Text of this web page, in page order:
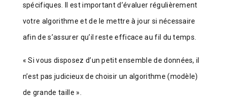
spécifiques. Il est important d’évaluer régulièrement
votre algorithme et de le mettre à jour si nécessaire
afin de s’assurer qu’il reste efficace au fil du temps.
« Si vous disposez d’un petit ensemble de données, il
n’est pas judicieux de choisir un algorithme (modèle)
de grande taille ».